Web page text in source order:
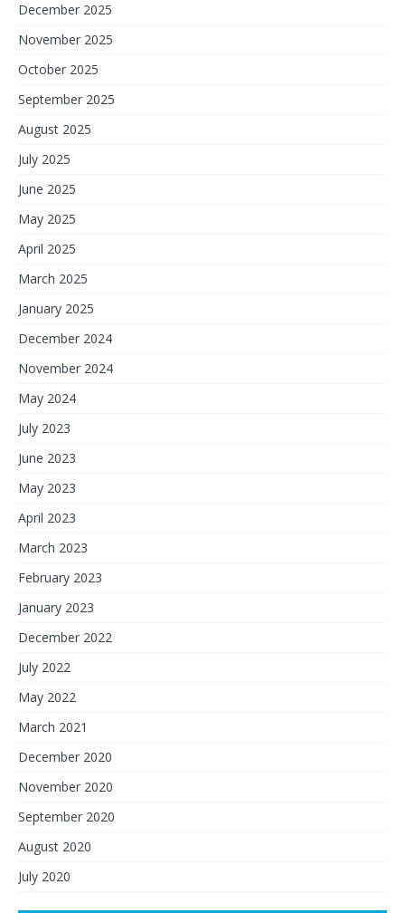
December 2025
November 2025
October 2025
September 2025
August 2025
July 2025
June 2025
May 2025
April 2025
March 2025
January 2025
December 2024
November 2024
May 2024
July 2023
June 2023
May 2023
April 2023
March 2023
February 2023
January 2023
December 2022
July 2022
May 2022
March 2021
December 2020
November 2020
September 2020
August 2020
July 2020